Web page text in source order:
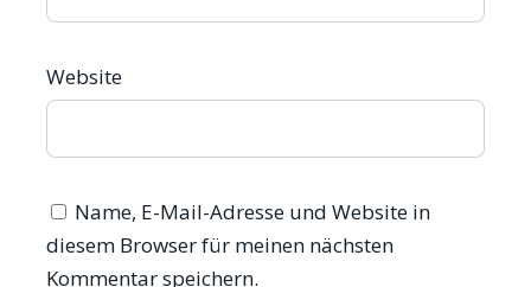
Website
Name, E-Mail-Adresse und Website in
diesem Browser für meinen nächsten
Kommentar speichern.